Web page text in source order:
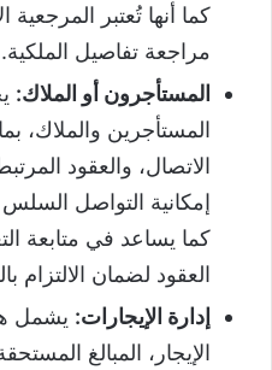
كما أنها تُعتبر المرجعية
مراجعة تفاصيل الملكية.
المستأجرون أو الملاك:
المستأجرين والملاك،
الاتصال، والعقود
إمكانية التواصل
كما يساعد في متابعة
العقود لضمان الالتزام
إدارة الإيجارات: يشمل
الإيجار، المبالغ